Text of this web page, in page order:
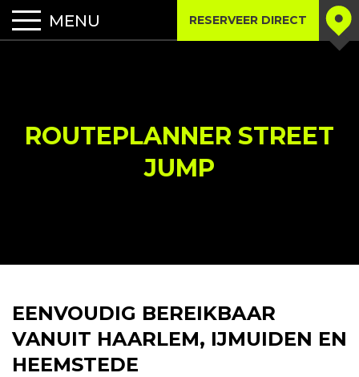
RESERVEER DIRECT
ROUTEPLANNER STREET
JUMP
EENVOUDIG BEREIKBAAR
VANUIT HAARLEM, IJMUIDEN EN
HEEMSTEDE